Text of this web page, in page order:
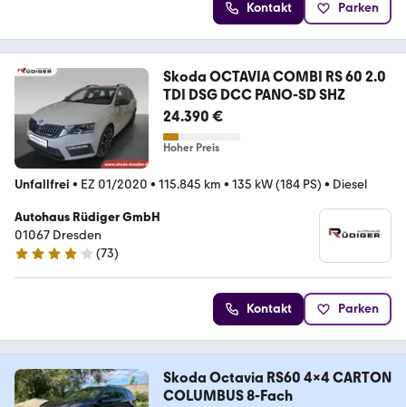
Kontakt Parken
Skoda OCTAVIA COMBI RS 60 2.0
TDI DSG DCC PANO-SD SHZ
24.390 €
Hoher Preis
Unfallfrei • EZ 01/2020 • 115.845 km • 135 kW (184 PS) • Diesel
Autohaus Rüdiger GmbH
01067 Dresden
4.2 Sterne
(73)
Kontakt Parken
Skoda Octavia RS60 4x4 CARTON
COLUMBUS 8-Fach